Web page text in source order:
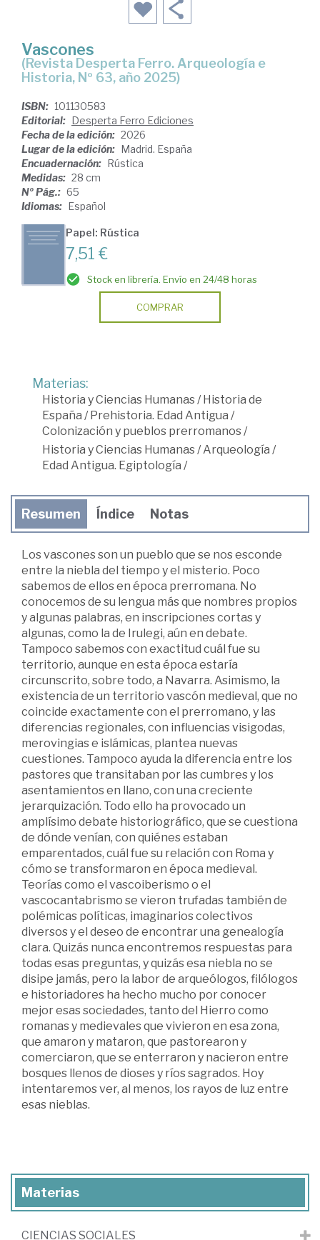
Vascones
(Revista Desperta Ferro. Arqueología e
Historia, Nº 63, año 2025)
ISBN: 101130583
Editorial: Desperta Ferro Ediciones
Fecha de la edición: 2026
Lugar de la edición: Madrid. España
Encuadernación: Rústica
Medidas: 28 cm
Nº Pág.: 65
Idiomas: Español
Papel: Rústica
7,51 €
Stock en librería. Envío en 24/48 horas
COMPRAR
Materias:
Historia y Ciencias Humanas/ Historia de
España / Prehistoria. Edad Antigua /
Colonización y pueblos prerromanos/
Historia y Ciencias Humanas/Arqueología /
Edad Antigua. Egiptología /
Resumen Índice Notas
Los vascones son un pueblo que se nos esconde
entre la niebla del tiempo y el misterio. Poco
sabemos de ellos en época prerromana. No
conocemos de su lengua más que nombres propios
y algunas palabras, en inscripciones cortas y
algunas, como la de Irulegi, aún en debate.
Tampoco sabemos con exactitud cuál fue su
territorio, aunque en esta época estaría
circunscrito, sobre todo, a Navarra. Asimismo, la
existencia de un territorio vascón medieval, que no
coincide exactamente con el prerromano, y las
diferencias regionales, con influencias visigodas,
merovingias e islámicas, plantea nuevas
cuestiones. Tampoco ayuda la diferencia entre los
pastores que transitaban por las cumbres y los
asentamientos en llano, con una creciente
jerarquización. Todo ello ha provocado un
amplísimo debate historiográfico, que se cuestiona
de dónde venían, con quiénes estaban
emparentados, cuál fue su relación con Roma y
cómo se transformaron en época medieval.
Teorías como el vascoiberismo o el
vascocantabrismo se vieron trufadas también de
polémicas políticas, imaginarios colectivos
diversos y el deseo de encontrar una genealogía
clara. Quizás nunca encontremos respuestas para
todas esas preguntas, y quizás esa niebla no se
disipe jamás, pero la labor de arqueólogos, filólogos
e historiadores ha hecho mucho por conocer
mejor esas sociedades, tanto del Hierro como
romanas y medievales que vivieron en esa zona,
que amaron y mataron, que pastorearon y
comerciaron, que se enterraron y nacieron entre
bosques llenos de dioses y ríos sagrados. Hoy
intentaremos ver, al menos, los rayos de luz entre
esas nieblas.
Materias
CIENCIAS SOCIALES